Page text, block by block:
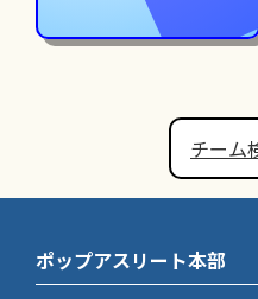
チーム
ポップアスリート本部